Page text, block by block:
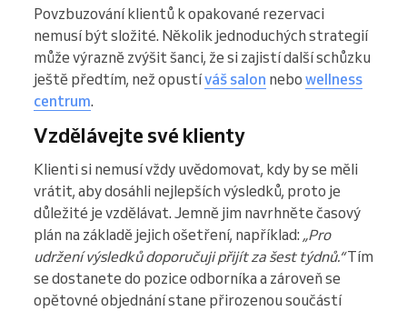
Povzbuzování klientů k opakované rezervaci
nemusí být složité. Několik jednoduchých strategií
může výrazně zvýšit šanci, že si zajistí další schůzku
ještě předtím, než opustíváš salon nebo wellness
centrum.
Vzdělávejte své klienty
Klienti si nemusí vždy uvědomovat, kdy by se měli
vrátit, aby dosáhli nejlepších výsledků, proto je
důležité je vzdělávat. Jemně jim navrhněte časový
plán na základě jejich ošetření, například: „Pro
udržení výsledků doporučuji přijít za šest týdnů.“Tím
se dostanete do pozice odborníka a zároveň se
opětovné objednání stane přirozenou součástí